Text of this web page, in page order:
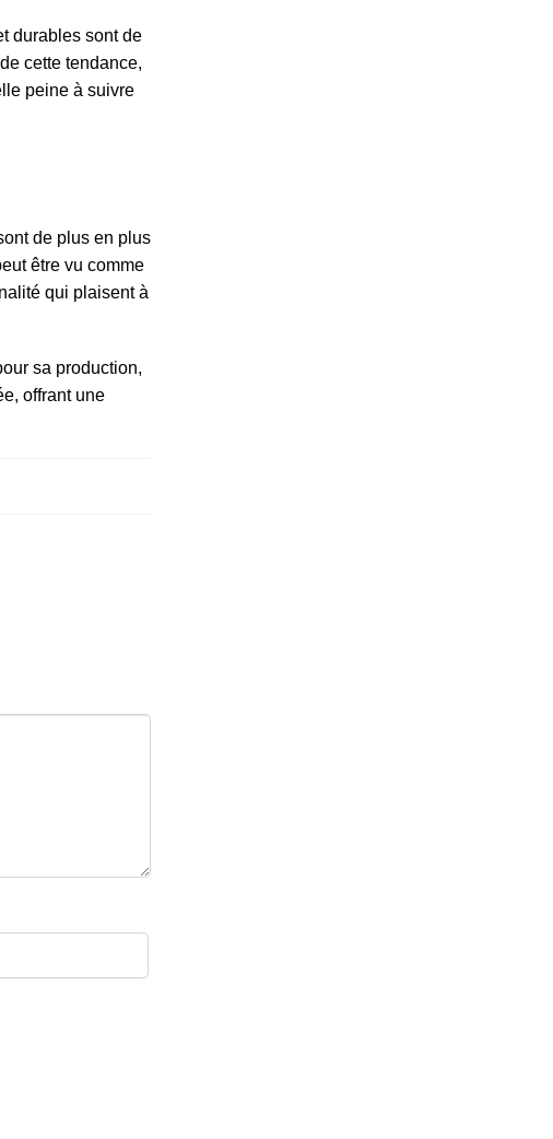
durables sont de
cette tendance,
peine à suivre
de plus en plus
être vu comme
qui plaisent à
sa production,
offrant une